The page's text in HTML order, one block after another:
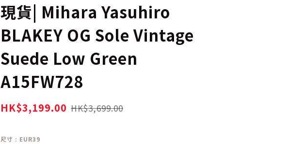
現貨| Mihara Yasuhiro
BLAKEY OG Sole Vintage
Suede Low Green
A15FW728
HK$3,199.00 HK$3,699.00
尺寸 : EUR39